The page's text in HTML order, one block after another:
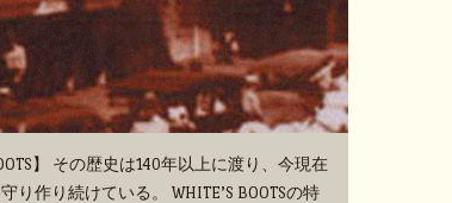
】 その歴史は140年以上に渡り、今現在
作り続けている。 WHITE’S BOOTSの特